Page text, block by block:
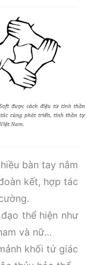
bàn tay nắm
kết, hợp tác
thể hiện như
và nữ…
khối tứ giác